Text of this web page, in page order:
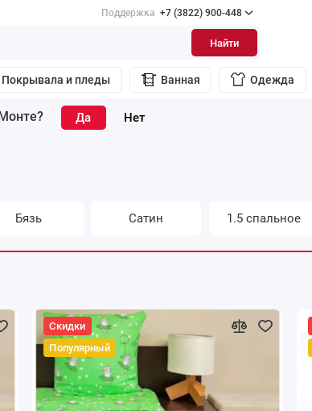
Поддержка +7 (3822) 900-448
Найти
Покрывала и пледы Ванная Одежда
?
Бязь Сатин 1.5 спальное
Скидки
Популярный